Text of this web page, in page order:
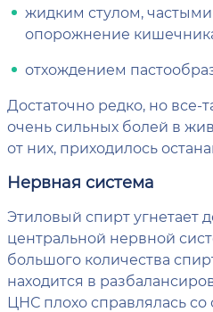
жидким стулом,
опорожнение
отхождением
Достаточно редко, но все-
очень сильных болей в
от них, приходилось
Нервная система
Этиловый спирт угнетает
центральной нервной
большого количества
находится в
ЦНС плохо справлялась